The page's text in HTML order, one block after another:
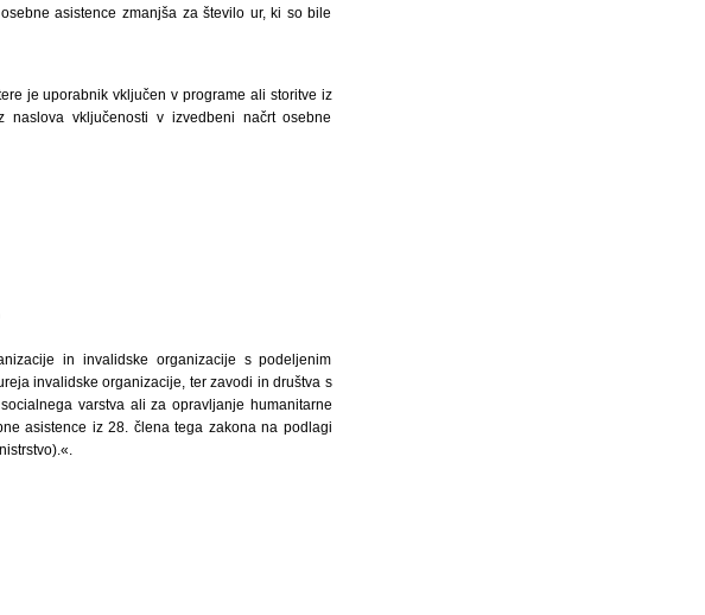
asistence zmanjša za število ur, ki so bile
je uporabnik vključen v programe ali storitve iz
vključenosti v izvedbeni načrt osebne
in invalidske organizacije s podeljenim
invalidske organizacije, ter zavodi in društva s
varstva ali za opravljanje humanitarne
asistence iz 28. člena tega zakona na podlagi